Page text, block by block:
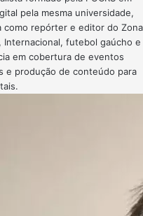
pela mesma universidade,
como repórter e editor do Zona
Internacional, futebol gaúcho e
em cobertura de eventos
e produção de conteúdo para